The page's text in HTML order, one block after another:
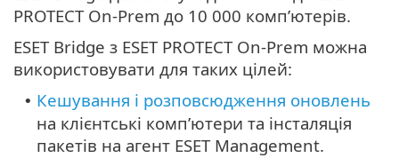
PROTECT On-Prem до 10 000 комп’ютерів.
ESET Bridge з ESET PROTECT On-Prem можна
використовувати для таких цілей:
• Кешування і розповсюдження оновлень
на клієнтські комп’ютери та інсталяція
пакетів на агент ESET Management.